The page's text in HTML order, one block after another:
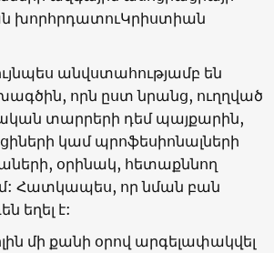
խորհրդատուԿրիստիան
անվստահությամբ են
որն ըստ նրանց, ուղղված
տարրերի դեմ պայքարին,
կամ պրոֆեսիոնալների
օրինակ, հետաքննող
Հատկապես, որ նման բան
եղել է:
մի քանի օրով արգելափակվել